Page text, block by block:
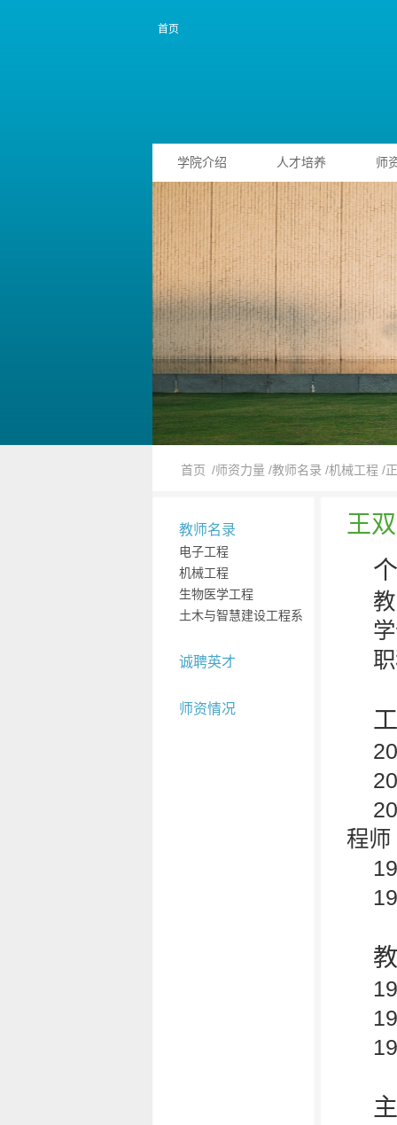
首页
学院介绍 人才培养 师
首页 /师资力量 /教师名录 /机械工程 /
教师名录
电子工程
机械工程
生物医学工程
土木与智慧建设工程系
诚聘英才
师资情况
王
程师